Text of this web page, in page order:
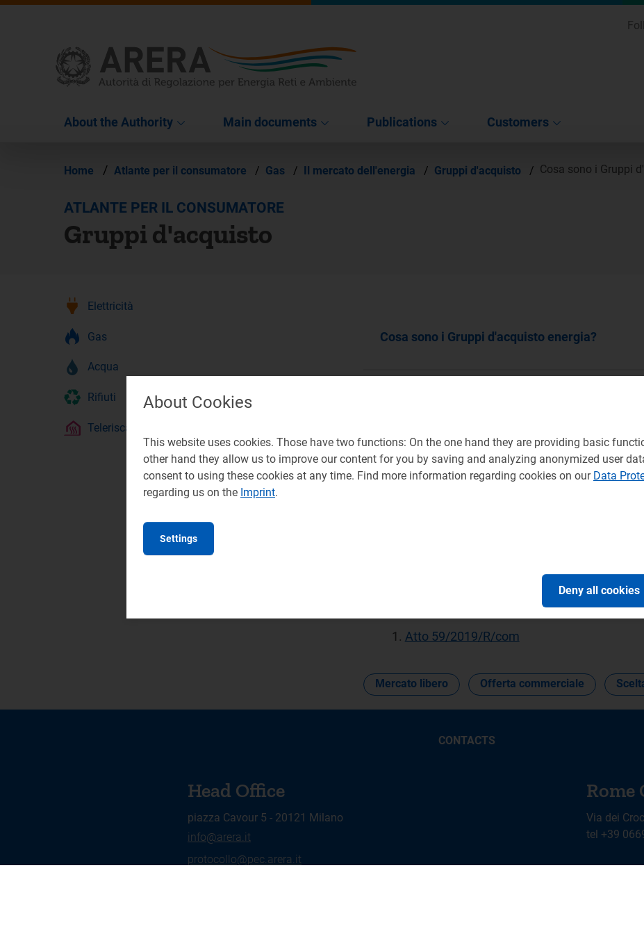
About the Authority Main documents Publications Customers
Home / Atlante per il consumatore / Gas / Il mercato dell'energia / Gruppi d'acquisto / Cosa sono i Gruppi
ATLANTE PER IL CONSUMATORE
Gruppi d'acquisto
Elettricità
Gas
Acqua
Rifiuti
Teleriscaldamento
Cosa sono i Gruppi d'acquisto energia?
I Gruppi d'acquisto energia nascono con la
per la fornitura di energia elettrica e/o gas
Vengono promossi da un soggetto
essere periodiche o permanenti, durante le
Dopo avere selezionato le offerte commerciali
d'acquisto le propone ai propri membri che
fornitura con il venditore alle condizioni stabilite.
Atto 59/2019/R/com
Mercato libero Offerta commerciale
CONTACTS
Head Office
piazza Cavour 5 - 20121 Milano
info@arera.it
protocollo@pec.arera.it
Rome
Via dei
tel +39
About Cookies
This website uses cookies. Those have two functions: On the one hand they are providing basic
other hand they allow us to improve our content for you by saving and analyzing anonymized user
consent to using these cookies at any time. Find more information regarding cookies on our Data
regarding us on the Imprint.
Settings
Deny all cookies